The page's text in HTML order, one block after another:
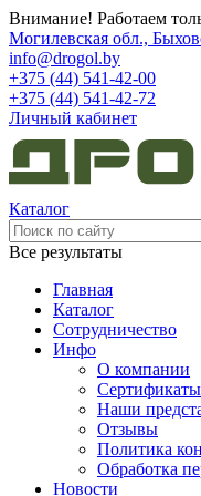
Внимание! Работаем
Могилевская обл.,
info@drogol.by
+375 (44) 541-42-00
+375 (44) 541-42-72
Личный кабинет
Каталог
Все результаты
Главная
Каталог
Сотрудничество
Инфо
О компании
Сертификаты
Наши
Отзывы
Политика
Обработка
Новости